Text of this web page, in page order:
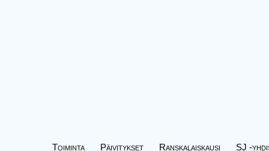
Toiminta Päivitykset Ranskalaiskausi
SJ -